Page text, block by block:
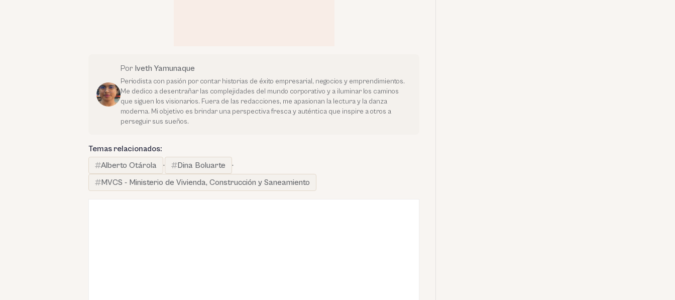
Por Iveth Yamunaque
Periodista con pasión por contar historias de éxito empresarial, negocios y emprendimientos.
Me dedico a desentrañar las complejidades del mundo corporativo y a iluminar los caminos
que siguen los visionarios. Fuera de las redacciones, me apasionan la lectura y la danza
moderna. Mi objetivo es brindar una perspectiva fresca y auténtica que inspire a otros a
perseguir sus sueños.
Temas relacionados:
Alberto Otárola
· Dina Boluarte
·
MVCS - Ministerio de Vivienda, Construcción y Saneamiento